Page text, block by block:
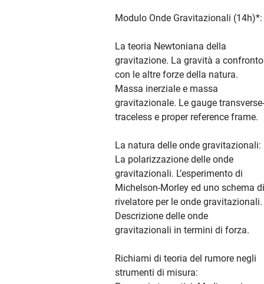
Modulo Onde Gravitazionali (14h)*:
La teoria Newtoniana della
gravitazione. La gravità a confronto
con le altre forze della natura.
Massa inerziale e massa
gravitazionale. Le gauge transverse-
traceless e proper reference frame.
La natura delle onde gravitazionali:
La polarizzazione delle onde
gravitazionali. L’esperimento di
Michelson-Morley ed uno schema di
rivelatore per le onde gravitazionali.
Descrizione delle onde
gravitazionali in termini di forza.
Richiami di teoria del rumore negli
strumenti di misura: